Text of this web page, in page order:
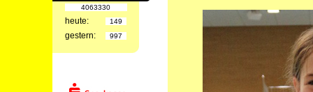
4063330
heute: 149
gestern: 997